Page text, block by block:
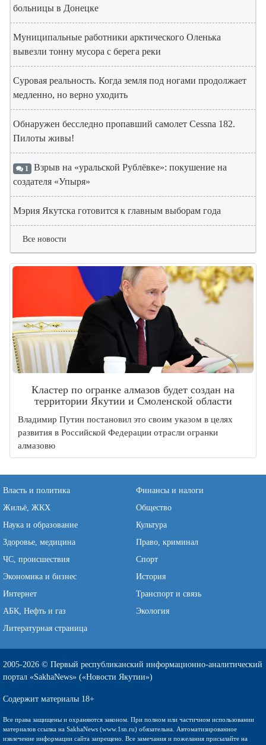
больницы в Донецке
Муниципальные работники арктического Оленька
вывезли тонну мусора с берега реки
Суровая реальность. Когда земля под ногами продолжает
медленно, но верно уходить
Обнаружен бесследно пропавший самолет Cessna 182.
Пилоты живы!
1 Взрыв на «уральской Рублёвке»: покушение на
создателя «Упыря»
Мэрия Якутска готовится к главным выборам года
Все новости
Кластер по огранке алмазов будет создан на
территории Якутии и Смоленской области
Владимир Путин постановил это своим указом в целях
развития в Российской Федерации отрасли огранки
алмазовю
Власть и политика
Финансы и налоги
Жильё, ЖКХ
Общество
Наука и образование
Культура
Здоровье, медицина
Право, криминал
ЧС, происшествия
Спорт
Экономика и бизнес
История
Интернет
Транспорт и связь
АБК, Нефть и газ
Экология
Литературная страница
2005-2026 © Первый республиканский информационно-аналитический
портал «SakhaNews» («Новости Якутии»)
Содержит материалы 18+
Все права защищены и охраняются законом. При полном или частичном использовании
материалов ссылка на SakhaNews (www.1sn.ru) обязательна. Автоматизированное
извлечение информации сайта запрещено. Все замечания и пожелания присылайте на